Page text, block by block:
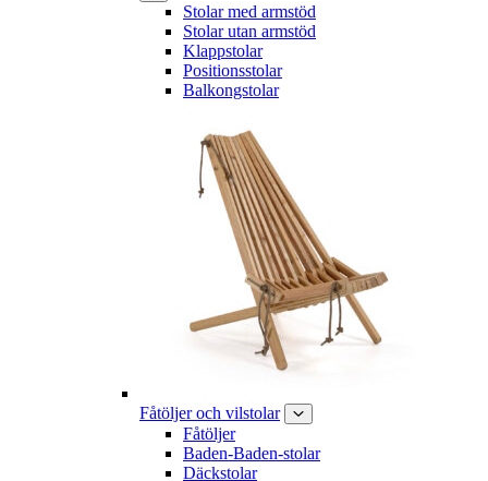
Stolar med armstöd
Stolar utan armstöd
Klappstolar
Positionsstolar
Balkongstolar
Fåtöljer och vilstolar
Fåtöljer
Baden-Baden-stolar
Däckstolar